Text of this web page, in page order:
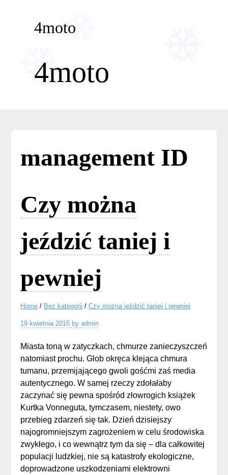
4moto
4moto
management ID
Czy można
jeździć taniej i
pewniej
Home / Bez kategorii /Czy można jeździć taniej i pewniej
19 kwietnia 2015 byadmin
Miasta toną w zatyczkach, chmurze zanieczyszczeń
natomiast prochu. Glob okręca klejąca chmura
tumanu, przemijającego gwoli gośćmi zaś media
autentycznego. W samej rzeczy zdołałaby
zaczynać się pewna spośród złowrogich książek
Kurtka Vonneguta, tymczasem, niestety, owo
przebieg zdarzeń się tak. Dzień dzisiejszy
najogromniejszym zagrożeniem w celu środowiska
zwykłego, i co wewnątrz tym da się – dla całkowitej
populacji ludzkiej, nie są katastrofy ekologiczne,
doprowadzone uszkodzeniami elektrowni